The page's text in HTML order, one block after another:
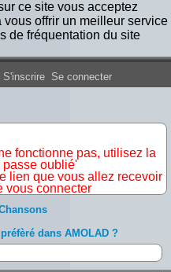
ce site vous acceptez
offrir un meilleur service
de fréquentation du site
France
S'inscrire Se connecter
fonctionne pas, utilisez la
passe oublié'
lien que vous allez recevoir
vous connecter
dans AMOLAD ?